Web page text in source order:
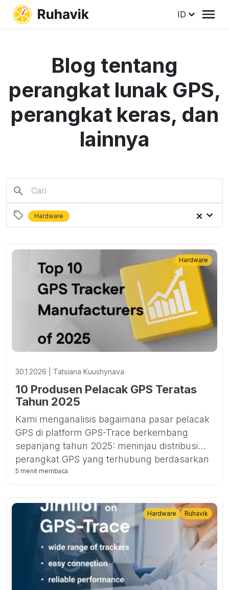
ID
Blog tentang
perangkat lunak GPS,
perangkat keras, dan
lainnya
Hardware
30.1.2026 | Tatsiana Kuushynava
10 Produsen Pelacak GPS Teratas
Tahun 2025
Kami menganalisis bagaimana pasar pelacak
GPS di platform GPS-Trace berkembang
sepanjang tahun 2025: meninjau distribusi
perangkat GPS yang terhubung berdasarkan
produsen, mengidentifikasi merek dan model
penggunaan pelacak 4G dan yang
mendukung Bluetooth.
Hardware
5 menit membaca
Hardware Ruhavik